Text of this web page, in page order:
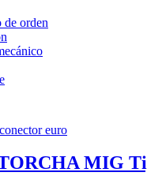
de orden
MIG